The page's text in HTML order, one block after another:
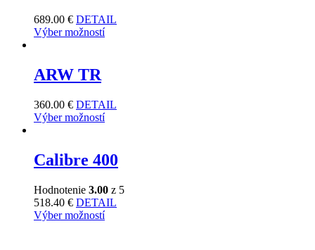
689.00 € DETAIL
Výber možností
ARW TR
360.00 € DETAIL
Výber možností
Calibre 400
Hodnotenie 3.00 z 5
518.40 € DETAIL
Výber možností